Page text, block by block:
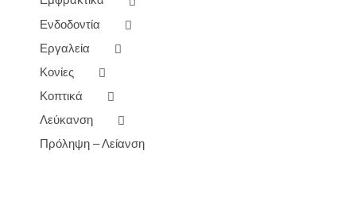
Ενδοδοντία
Εργαλεία
Κονίες
Κοπτικά
Λεύκανση
Πρόληψη – Λείανση